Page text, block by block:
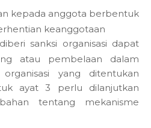
kepada anggota berbentuk
keanggotaan
sanksi organisasi dapat
atau pembelaan dalam
yang ditentukan
ayat 3 perlu dilanjutkan
tentang mekanisme